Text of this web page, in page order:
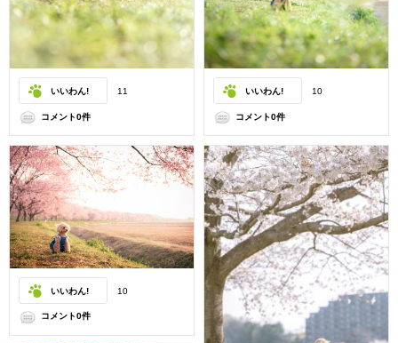
いいわん! 11
コメント0件
いいわん! 10
コメント0件
いいわん! 10
コメント0件